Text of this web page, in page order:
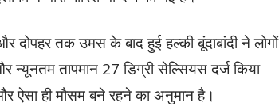
दोपहर तक उमस के बाद हुई हल्की बूंदाबांदी ने लोगों
न्यूनतम तापमान 27 डिग्री सेल्सियस दर्ज किया
ही मौसम बने रहने का अनुमान है।